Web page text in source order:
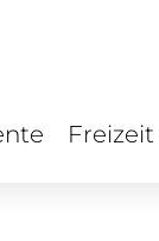
Freizeit